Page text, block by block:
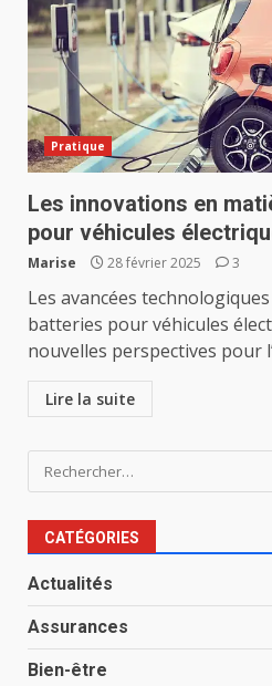
Pratique
Les innovations en
pour véhicules
Marise 28 février 2025 3
Les avancées
batteries pour véhicules
nouvelles perspectives pour
Lire la suite
Rechercher :
CATÉGORIES
Actualités
Assurances
Bien-être